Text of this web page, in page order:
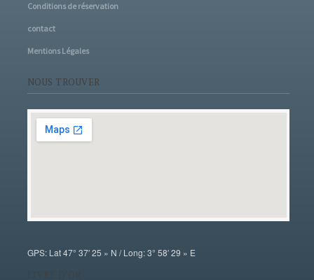
Conditions de réservation
contact
Mentions Légales
NOUS TROUVER
GPS: Lat 47° 37′ 25 » N / Long: 3° 58′ 29 » E
LIVRE D'OR